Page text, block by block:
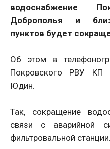
водоснабжение
Доброполья и
пунктов будет
Об этом в
Покровского РВУ КП
Юдин.
Так, сокращение
связи с аварийной
фильтровальной станции.